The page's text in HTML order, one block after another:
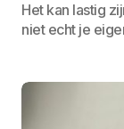
Het kan lastig
niet echt je